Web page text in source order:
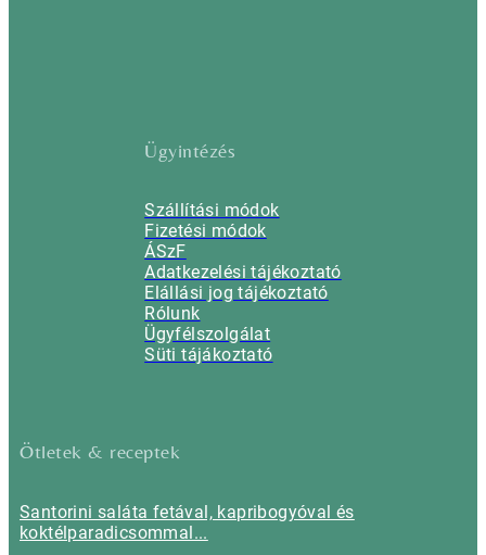
Ügyintézés
Szállítási módok
Fizetési módok
ÁSzF
Adatkezelési tájékoztató
Elállási jog tájékoztató
Rólunk
Ügyfélszolgálat
Süti tájákoztató
Ötletek & receptek
Santorini saláta fetával, kapribogyóval és
koktélparadicsommal...